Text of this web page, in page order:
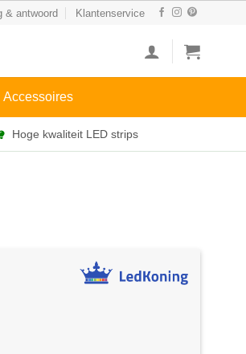
& antwoord Klantenservice
Accessoires
Hoge kwaliteit LED strips